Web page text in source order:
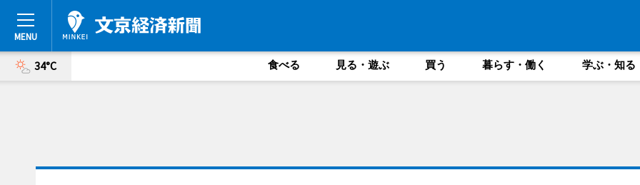
34°C 食べる 見る・遊ぶ 買う 暮らす・働く 学ぶ・知る